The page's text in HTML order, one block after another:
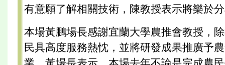
有意願了解相關技術，陳教授表示將樂於
本場黃鵬場長感謝宜蘭大學農推會教授，
民具高度服務熱忱，並將研發成果推廣予
業。黃場長表示，本場去年不論是完成農